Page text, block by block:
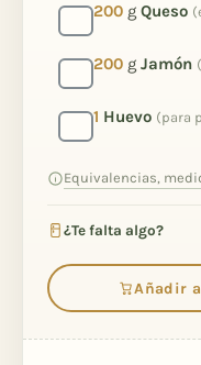
200 g Queso
200 g Jamón
1 Huevo (para
Equivalencias,
¿Te falta algo?
Añadir